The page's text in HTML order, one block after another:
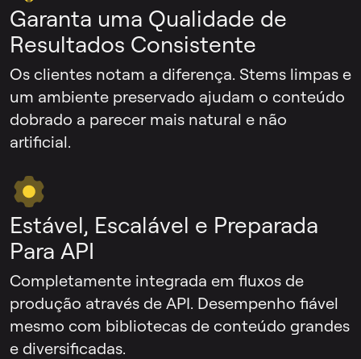
Garanta uma Qualidade de
Resultados Consistente
Os clientes notam a diferença. Stems limpas e
um ambiente preservado ajudam o conteúdo
dobrado a parecer mais natural e não
artificial.
Estável, Escalável e Preparada
Para API
Completamente integrada em fluxos de
produção através de API. Desempenho fiável
mesmo com bibliotecas de conteúdo grandes
e diversificadas.